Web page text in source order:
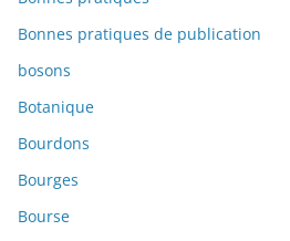
Bonnes pratiques de publication
bosons
Botanique
Bourdons
Bourges
Bourse